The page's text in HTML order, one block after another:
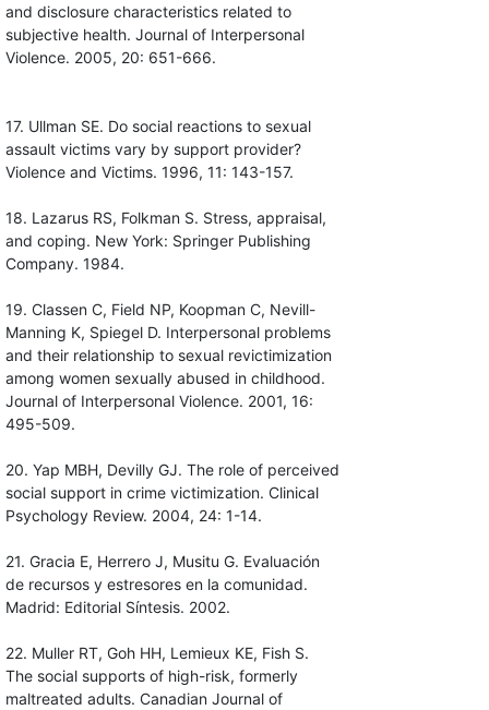
and disclosure characteristics related to
subjective health. Journal of Interpersonal
Violence. 2005, 20: 651-666.
17. Ullman SE. Do social reactions to sexual
assault victims vary by support provider?
Violence and Victims. 1996, 11: 143-157.
18. Lazarus RS, Folkman S. Stress, appraisal,
and coping. New York: Springer Publishing
Company. 1984.
19. Classen C, Field NP, Koopman C, Nevill-
Manning K, Spiegel D. Interpersonal problems
and their relationship to sexual revictimization
among women sexually abused in childhood.
Journal of Interpersonal Violence. 2001, 16:
495-509.
20. Yap MBH, Devilly GJ. The role of perceived
social support in crime victimization. Clinical
Psychology Review. 2004, 24: 1-14.
21. Gracia E, Herrero J, Musitu G. Evaluación
de recursos y estresores en la comunidad.
Madrid: Editorial Síntesis. 2002.
22. Muller RT, Goh HH, Lemieux KE, Fish S.
The social supports of high-risk, formerly
maltreated adults. Canadian Journal of